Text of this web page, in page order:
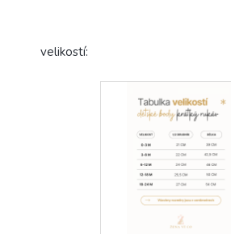
velikostí: